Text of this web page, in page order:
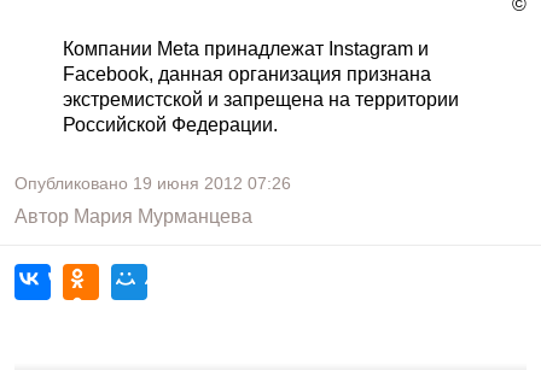
©
Компании Meta принадлежат Instagram и
Facebook, данная организация признана
экстремистской и запрещена на территории
Российской Федерации.
Опубликовано 19 июня 2012 07:26
Автор Мария Мурманцева